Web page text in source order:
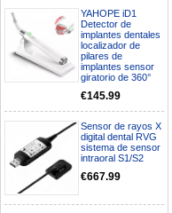
YAHOPE iD1
Detector de
implantes dentales
localizador de
pilares de
implantes sensor
giratorio de 360°
€145.99
Sensor de rayos X
digital dental RVG
sistema de sensor
intraoral S1/S2
€667.99